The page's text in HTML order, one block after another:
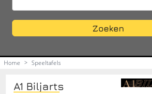
Zoeken
Home > Speeltafels
A1 Biljarts